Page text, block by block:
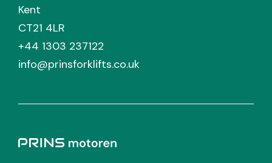
Kent
CT21 4LR
+44 1303 237122
info@prinsforklifts.co.uk